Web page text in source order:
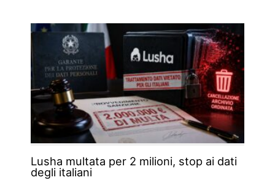
Lusha multata per 2 milioni, stop ai dati
degli italiani